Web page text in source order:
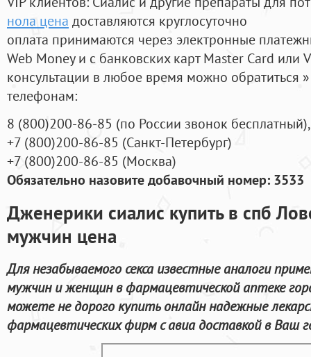
нола цена доставляются круглосуточно
оплата принимаются через электронные
Web Money и с банковских карт Master Card или
консультации в любое время можно обратиться
телефонам:
8 (800)200-86-85 (по России звонок бесплатный),
+7 (800)200-86-85 (Санкт-Петербург)
+7 (800)200-86-85 (Москва)
Обязательно назовите добавочный номер: 3533
Дженерики сиалис купить в спб
мужчин цена
Для незабываемого секса известные аналоги
мужчин и женщин в фармацевтической аптеке
можете не дорого купить онлайн надежные
фармацевтических фирм с авиа доставкой в Ваш